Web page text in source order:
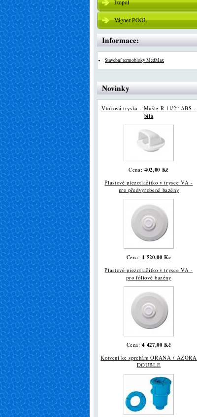
Izopol
Vágner POOL
Informace:
Stavební termobloky MedMax
Novinky
Vtoková tryska - Mušle R 11/2“ ABS -
bílá
Cena:402,00 Kč
Plastové piezotlačítko v trysce VA -
pro předvyrobené bazény
Cena:4 520,00 Kč
Plastové piezotlačítko v trysce VA -
pro fóliové bazény
Cena:4 427,00 Kč
Kotvení ke sprchám ORANA / AZORA
DOUBLE